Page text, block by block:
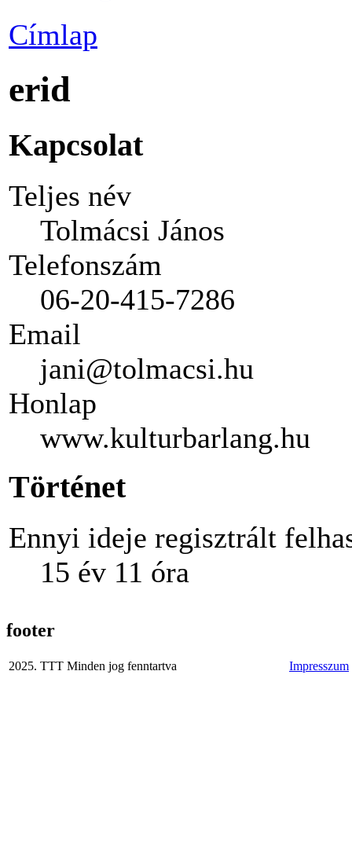
Címlap
erid
Kapcsolat
Teljes név
Tolmácsi János
Telefonszám
06-20-415-7286
Email
jani@tolmacsi.hu
Honlap
www.kulturbarlang.hu
Történet
Ennyi ideje regisztrált
15 év 11 óra
footer
2025. TTT Minden jog fenntartva Impresszum